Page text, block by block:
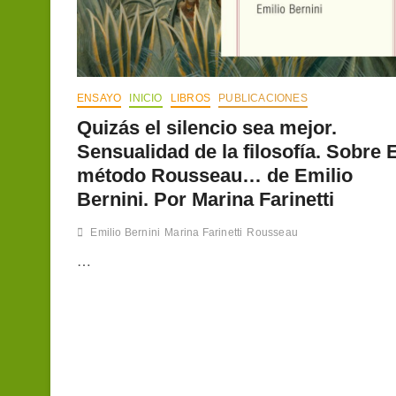
ENSAYO INICIO LIBROS PUBLICACIONES
Quizás el silencio sea mejor.
Sensualidad de la filosofía. Sobre
método Rousseau… de Emilio
Bernini. Por Marina Farinetti
Emilio Bernini Marina Farinetti Rousseau
…